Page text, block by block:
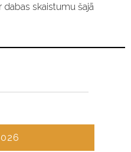
dabas skaistumu šajā